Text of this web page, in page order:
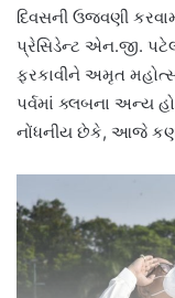
દિવસની ઉજવણી
પ્રેસિડેન્ટ એન.જી.
ફરકાવીને અમૃત
પર્વમાં ક્લબના અન્ય
નોંધનીય છેકે, આજે